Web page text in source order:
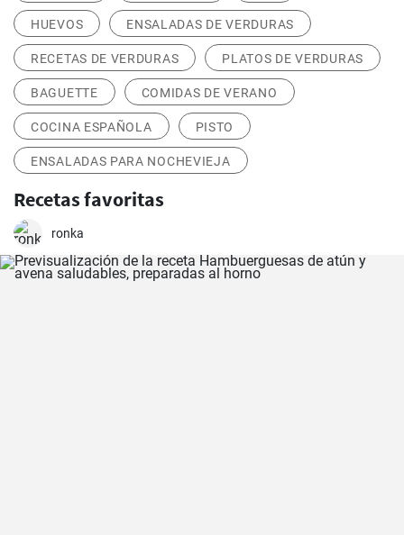
HUEVOS ENSALADAS DE VERDURAS
RECETAS DE VERDURAS PLATOS DE VERDURAS
BAGUETTE COMIDAS DE VERANO
COCINA ESPAÑOLA PISTO
ENSALADAS PARA NOCHEVIEJA
Recetas favoritas
ronka